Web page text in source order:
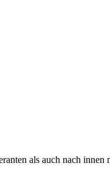
als auch nach